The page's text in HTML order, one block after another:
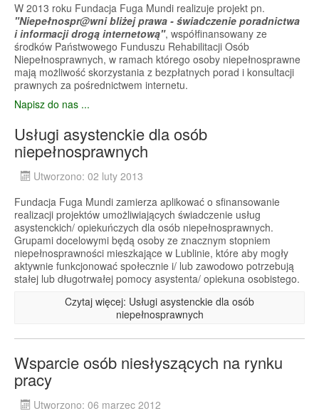
W 2013 roku Fundacja Fuga Mundi realizuje projekt pn.
"Niepełnospr@wni bliżej prawa - świadczenie poradnictwa
i informacji drogą internetową", współfinansowany ze
środków Państwowego Funduszu Rehabilitacji Osób
Niepełnosprawnych, w ramach którego osoby niepełnosprawne
mają możliwość skorzystania z bezpłatnych porad i konsultacji
prawnych za pośrednictwem internetu.
Napisz do nas ...
Usługi asystenckie dla osób
niepełnosprawnych
Utworzono: 02 luty 2013
Fundacja Fuga Mundi zamierza aplikować o sfinansowanie
realizacji projektów umożliwiających świadczenie usług
asystenckich/ opiekuńczych dla osób niepełnosprawnych.
Grupami docelowymi będą osoby ze znacznym stopniem
niepełnosprawności mieszkające w Lublinie, które aby mogły
aktywnie funkcjonować społecznie i/ lub zawodowo potrzebują
stałej lub długotrwałej pomocy asystenta/ opiekuna osobistego.
Czytaj więcej: Usługi asystenckie dla osób
niepełnosprawnych
Wsparcie osób niesłyszących na rynku
pracy
Utworzono: 06 marzec 2012